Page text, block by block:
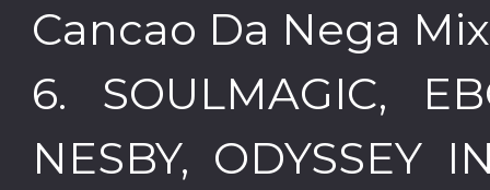
Cancao Da Nega
6. SOULMAGIC,
NESBY, ODYSSEY